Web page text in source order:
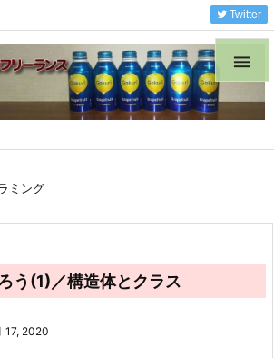

Twitter
ミング
う(1)／構造体とクラス
17, 2020